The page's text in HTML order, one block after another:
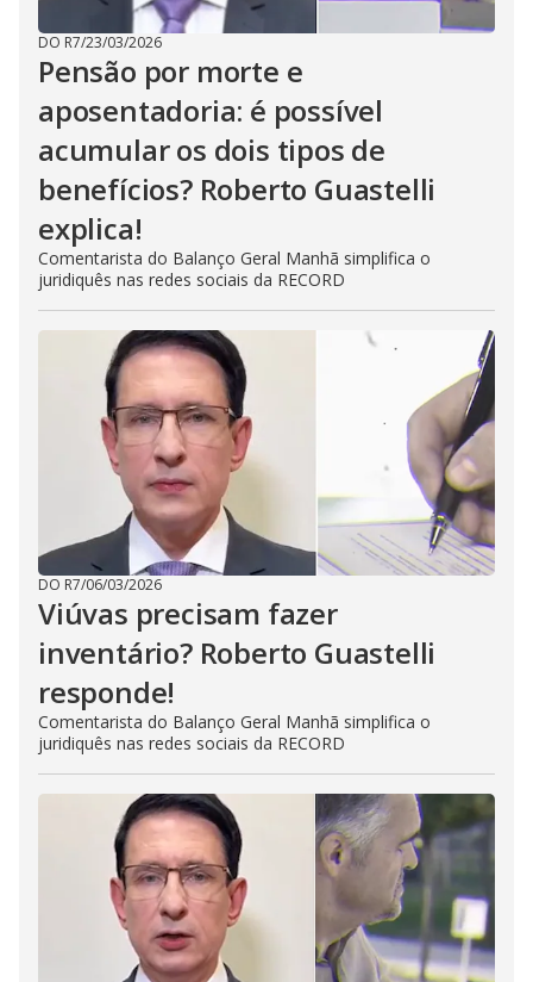
DO R7/23/03/2026
Pensão por morte e
aposentadoria: é possível
acumular os dois tipos de
benefícios? Roberto Guastelli
explica!
Comentarista do Balanço Geral Manhã simplifica o
juridiquês nas redes sociais da RECORD
DO R7/06/03/2026
Viúvas precisam fazer
inventário? Roberto Guastelli
responde!
Comentarista do Balanço Geral Manhã simplifica o
juridiquês nas redes sociais da RECORD